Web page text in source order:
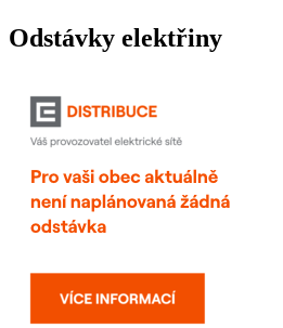
Odstávky elektřiny